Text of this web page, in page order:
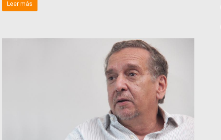
Leer más